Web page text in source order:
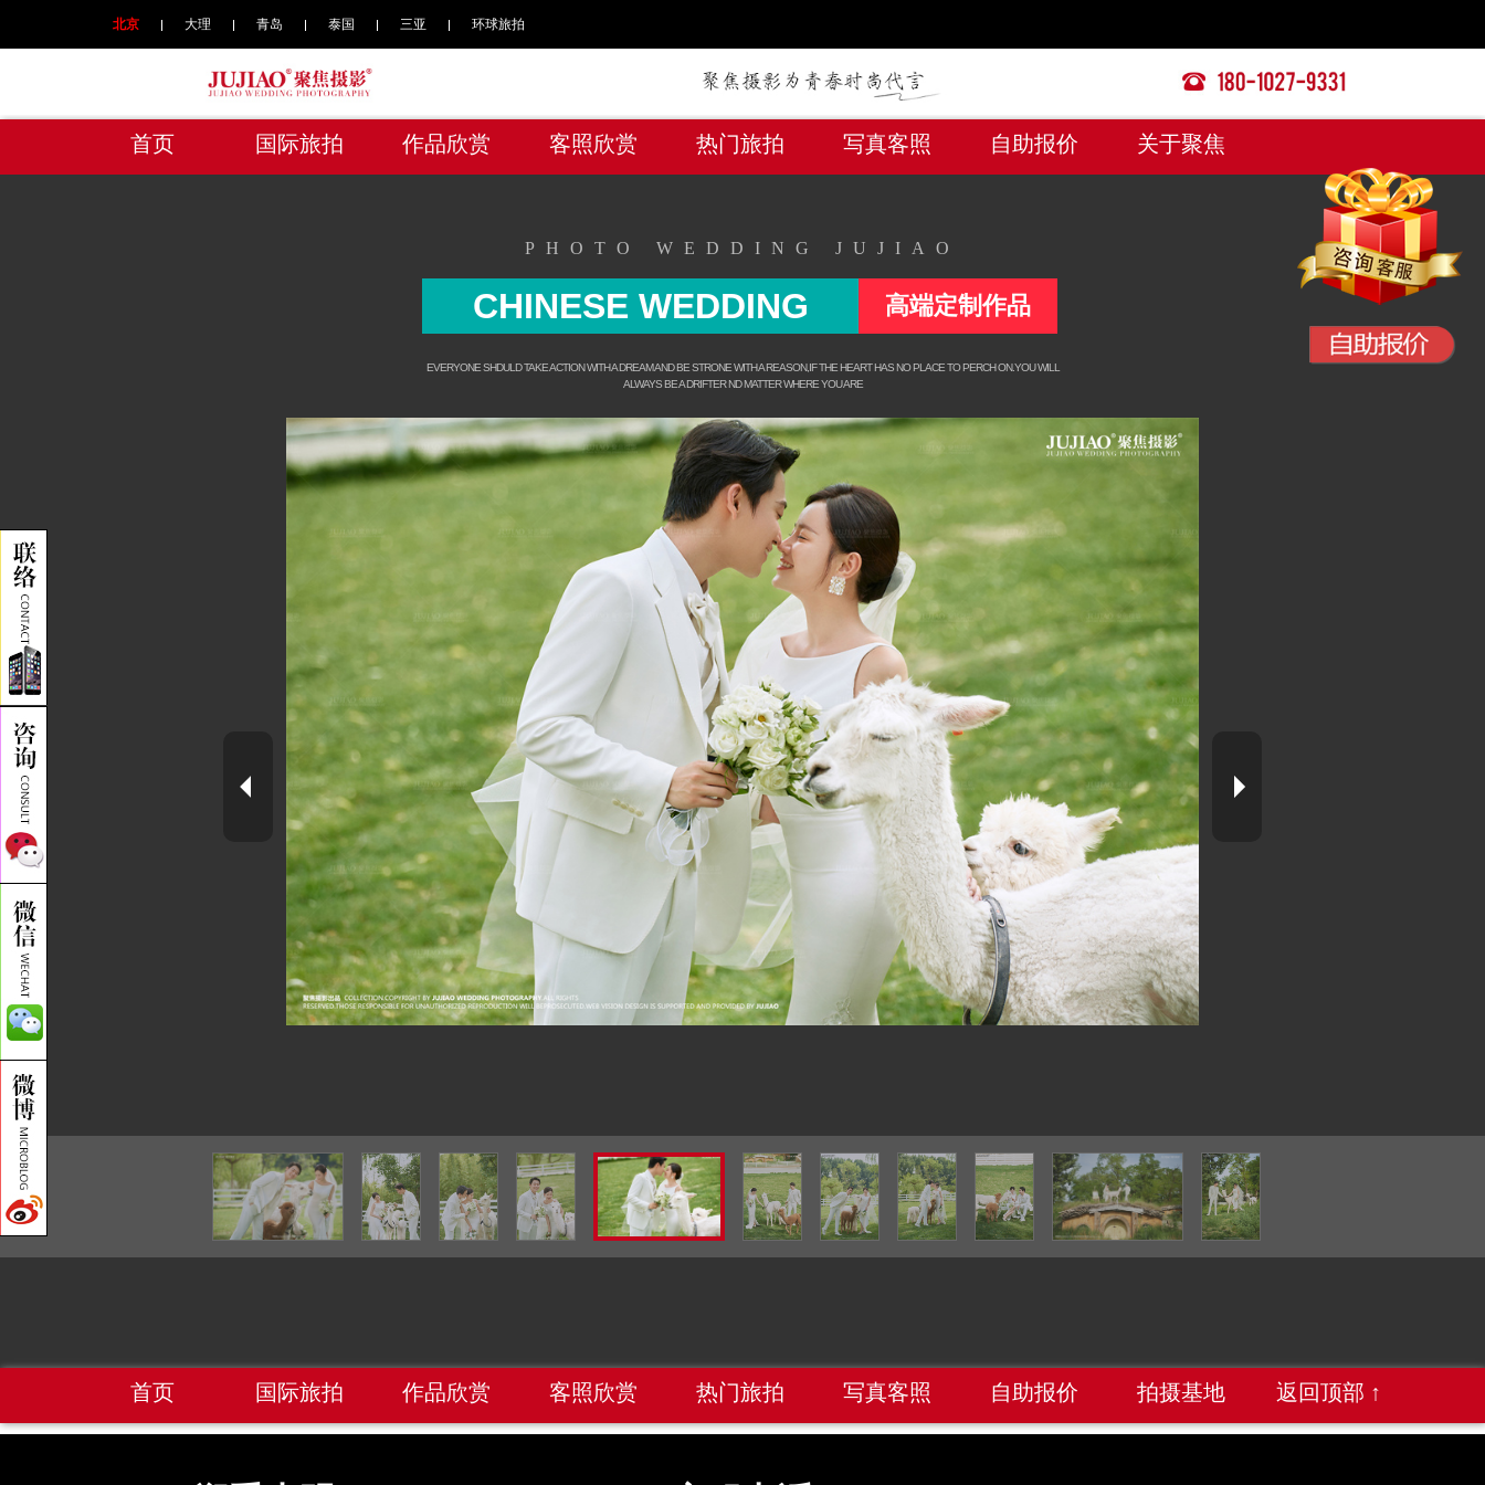
北京 大理 青岛 泰国 三亚 环球旅拍
首页 国际旅拍 作品欣赏 客照欣赏 热门旅拍 写真客照 自助报价 关于聚焦
PHOTO WEDDING JUJIAO
CHINESE WEDDING 高端定制作品
EVERYONE SHDULD TAKE ACTION WITH A DREAM AND BE STRONE WITH A REASON,IF THE HEART HAS NO PLACE TO PERCH ON.YOU WILL
ALWAYS BE A DRIFTER ND MATTER WHERE YOU ARE
首页 国际旅拍 作品欣赏 客照欣赏 热门旅拍 写真客照 自助报价 拍摄基地 返回顶部 ↑